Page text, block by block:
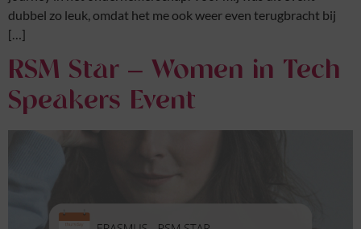
dubbel zo leuk, omdat het me ook weer even terugbracht bij
[…]
RSM Star – Women in Tech
Speakers Event